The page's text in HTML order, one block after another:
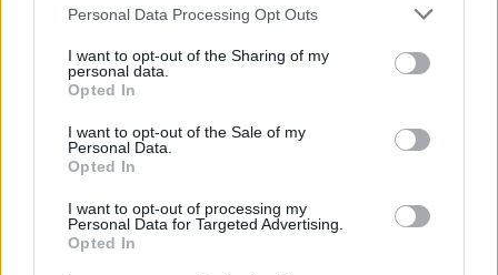
Personal Data Processing Opt Outs
I want to opt-out of the Sharing of my
personal data.
Opted In
I want to opt-out of the Sale of my
Personal Data.
Opted In
I want to opt-out of processing my
Personal Data for Targeted Advertising.
Opted In